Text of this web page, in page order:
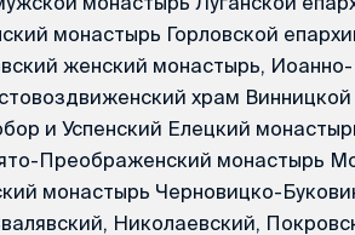
монастырь Горловской
женский монастырь,
храм
и Успенский Елецкий
Преображенский монастырь
монастырь Черновицко-
Николаевский,